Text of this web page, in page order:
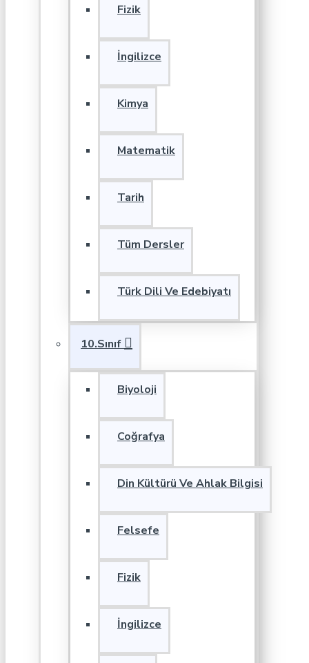
Fizik
İngilizce
Kimya
Matematik
Tarih
Tüm Dersler
Türk Dili Ve Edebiyatı
10.Sınıf
Biyoloji
Coğrafya
Din Kültürü Ve Ahlak Bilgisi
Felsefe
Fizik
İngilizce